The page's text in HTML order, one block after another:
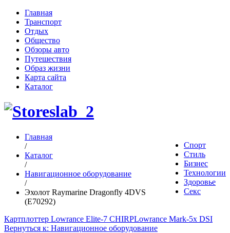
Главная
Транспорт
Отдых
Общество
Обзоры авто
Путешествия
Образ жизни
Карта сайта
Каталог
Спорт
Стиль
Бизнес
Технологии
Здоровье
Секс
Главная
/
Каталог
/
Навигационное оборудование
/
Эхолот Raymarine Dragonfly 4DVS
(E70292)
Картплоттер Lowrance Elite-7 CHIRPLowrance Mark-5x DSI
Вернуться к: Навигационное оборудование